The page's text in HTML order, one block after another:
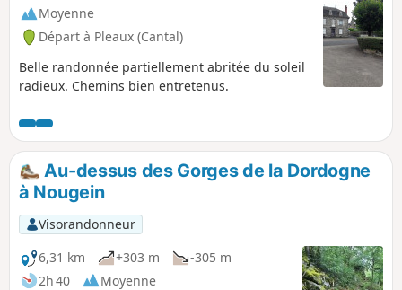
Moyenne
Départ à Pleaux (Cantal)
Belle randonnée partiellement abritée du soleil
radieux. Chemins bien entretenus.
Au-dessus des Gorges de la Dordogne
à Nougein
Visorandonneur
6,31 km
+303 m
-305 m
2h 40
Moyenne